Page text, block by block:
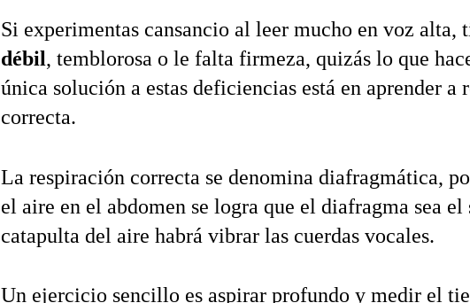
Si experimentas cansancio al leer mucho en voz alta,
débil , temblorosa o le falta firmeza, quizás lo que
única solución a estas deficiencias está en aprender a
correcta.
La respiración correcta se denomina diafragmática,
el aire en el abdomen se logra que el diafragma sea el
catapulta del aire habrá vibrar las cuerdas vocales.
Un ejercicio sencillo es aspirar profundo y medir el